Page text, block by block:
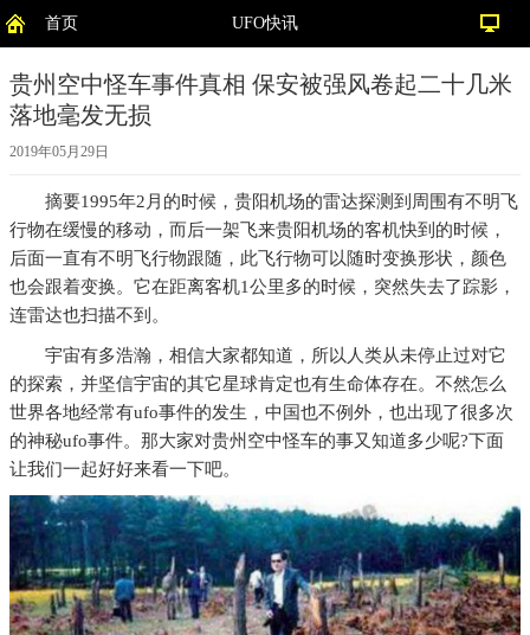
首页 UFO快讯
贵州空中怪车事件真相 保安被强风卷起二十几米
落地毫发无损
2019年05月29日
摘要1995年2月的时候，贵阳机场的雷达探测到周围有不明飞
行物在缓慢的移动，而后一架飞来贵阳机场的客机快到的时候，
后面一直有不明飞行物跟随，此飞行物可以随时变换形状，颜色
也会跟着变换。它在距离客机1公里多的时候，突然失去了踪影，
连雷达也扫描不到。
宇宙有多浩瀚，相信大家都知道，所以人类从未停止过对它
的探索，并坚信宇宙的其它星球肯定也有生命体存在。不然怎么
世界各地经常有ufo事件的发生，中国也不例外，也出现了很多次
的神秘ufo事件。那大家对贵州空中怪车的事又知道多少呢?下面
让我们一起好好来看一下吧。